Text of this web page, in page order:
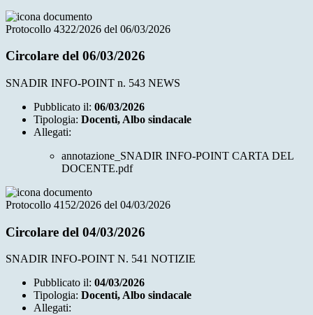
Protocollo 4322/2026 del 06/03/2026
Circolare del 06/03/2026
SNADIR INFO-POINT n. 543 NEWS
Pubblicato il: 06/03/2026
Tipologia: Docenti, Albo sindacale
Allegati:
annotazione_SNADIR INFO-POINT CARTA DEL
DOCENTE.pdf
Protocollo 4152/2026 del 04/03/2026
Circolare del 04/03/2026
SNADIR INFO-POINT N. 541 NOTIZIE
Pubblicato il: 04/03/2026
Tipologia: Docenti, Albo sindacale
Allegati: